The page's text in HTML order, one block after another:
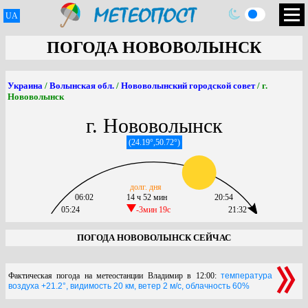
UA
ПОГОДА НОВОВОЛЫНСК
Украина / Волынская обл. / Нововолынский городской совет/ г.
Нововолынск
г. Нововолынск
(24.19°,50.72°)
05:24
06:02
14 ч 52 мин
-3мин 19c
долг. дня
21:32
20:54
ПОГОДА НОВОВОЛЫНСК СЕЙЧАС
Фактическая погода на метеостанции Владимир в 12:00: температура
воздуха +21.2°, видимость 20 км, ветер 2 м/с, облачность 60%